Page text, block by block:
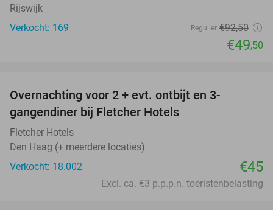
Rijswijk
Verkocht: 169
Regulier €92,50
€49,50
Overnachting voor 2 + evt. ontbijt en 3-
gangendiner bij Fletcher Hotels
Fletcher Hotels
Den Haag (+ meerdere locaties)
Verkocht: 18.002
€45
Excl. ca. €3 p.p.p.n. toeristenbelasting